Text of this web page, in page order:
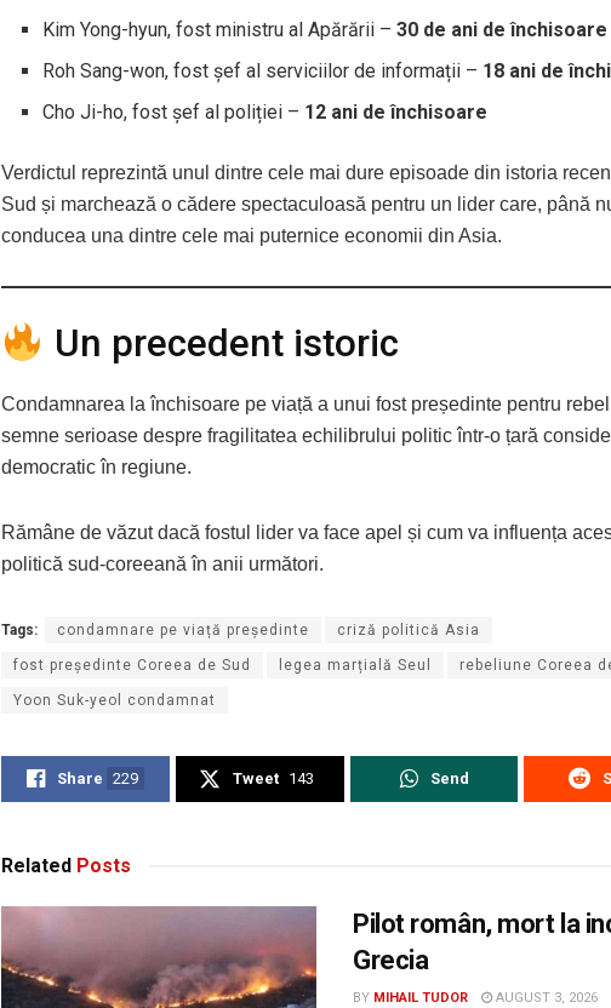
Kim Yong-hyun, fost ministru al Apărării –30 de ani de închisoare
Roh Sang-won, fost șef al serviciilor de informații – 18 ani de
Cho Ji-ho, fost șef al poliției – 12 ani de închisoare
Verdictul reprezintă unul dintre cele mai dure episoade din istoria
Sud și marchează o cădere spectaculoasă pentru un lider care, până
conducea una dintre cele mai puternice economii din Asia.
Un precedent istoric
Condamnarea la închisoare pe viață a unui fost președinte pentru
semne serioase despre fragilitatea echilibrului politic într-o țară
democratic în regiune.
Rămâne de văzut dacă fostul lider va face apel și cum va influența
politică sud-coreeană în anii următori.
Tags: condamnare pe viață președinte criză politică Asia
fost președinte Coreea de Sud legea marțială Seul rebeliune Coreea
Yoon Suk-yeol condamnat
Share 229 Tweet 143 Send
Related Posts
Pilot român, mort la
Grecia
BY MIHAIL TUDOR AUGUST 3, 2026